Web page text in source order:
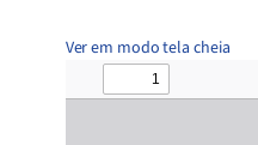
Ver em modo tela cheia